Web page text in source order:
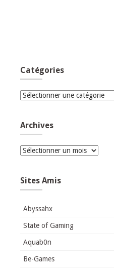
Catégories
Catégories
Archives
Archives
Sites Amis
Abyssahx
State of Gaming
Aquab0n
Be-Games